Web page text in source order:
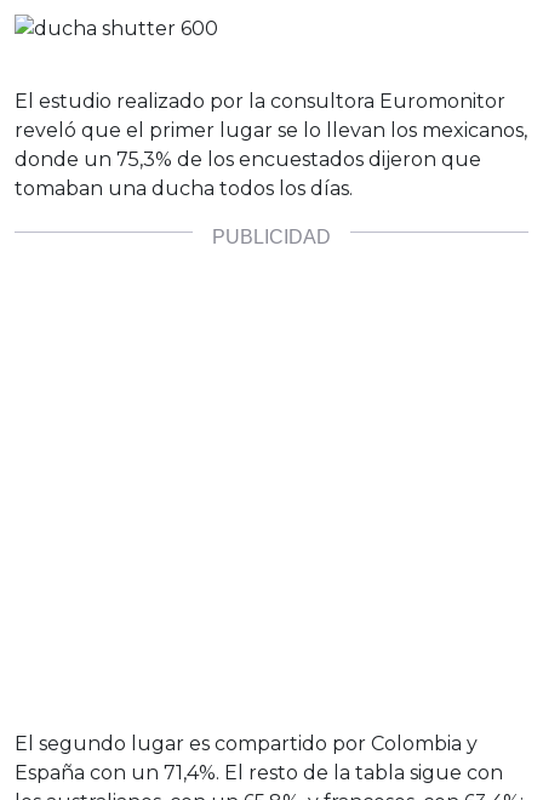
El estudio realizado por la consultora Euromonitor
reveló que el primer lugar se lo llevan los mexicanos,
donde un 75,3% de los encuestados dijeron que
tomaban una ducha todos los días.
El segundo lugar es compartido por Colombia y
España con un 71,4%. El resto de la tabla sigue con